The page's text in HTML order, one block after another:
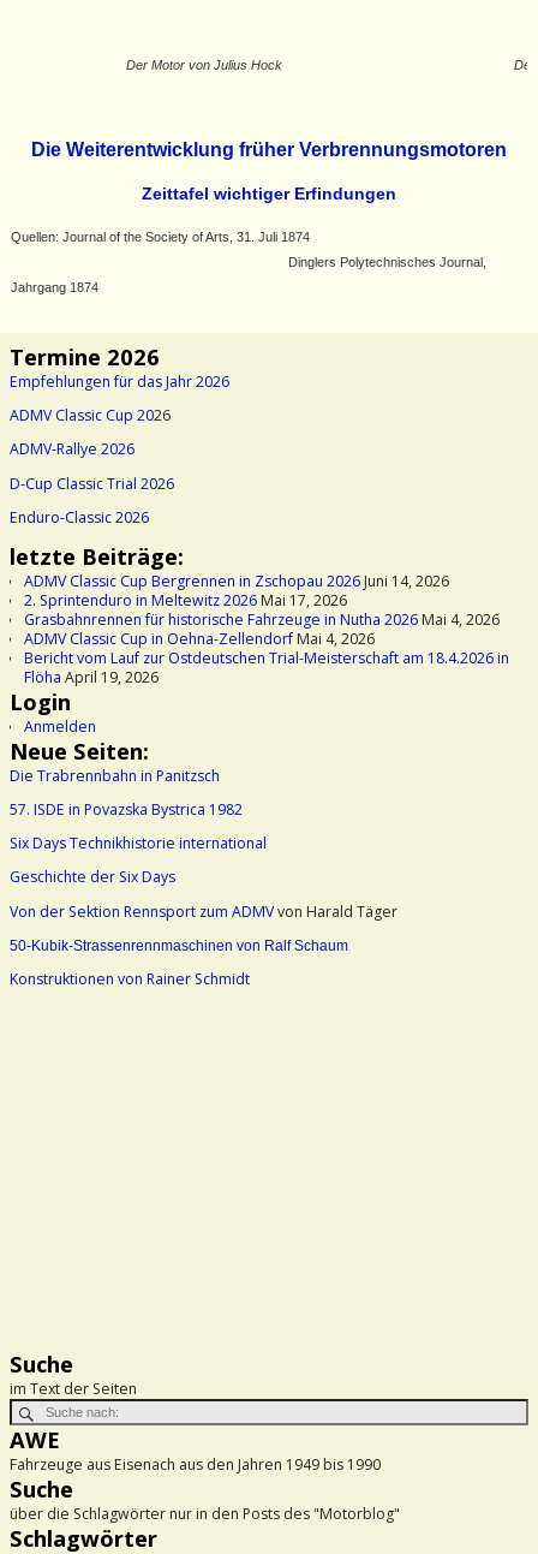
Der Motor von Julius Hock
Die Weiterentwicklung früher Verbrennungsmotoren
Zeittafel wichtiger Erfindungen
Quellen: Journal of the Society of Arts, 31. Juli 1874
Dinglers Polytechnisches Journal,
Jahrgang 1874
Termine 2026
Empfehlungen für das Jahr 2026
ADMV Classic Cup 2026
ADMV-Rallye 2026
D-Cup Classic Trial 2026
Enduro-Classic 2026
letzte Beiträge:
ADMV Classic Cup Bergrennen in Zschopau 2026Juni 14, 2026
2. Sprintenduro in Meltewitz 2026Mai 17, 2026
Grasbahnrennen für historische Fahrzeuge in Nutha 2026Mai 4, 2026
ADMV Classic Cup in Oehna-ZellendorfMai 4, 2026
Bericht vom Lauf zur Ostdeutschen Trial-Meisterschaft am 18.4.2026 in
Flöha April 19, 2026
Login
Anmelden
Neue Seiten:
Die Trabrennbahn in Panitzsch
57. ISDE in Povazska Bystrica 1982
Six Days Technikhistorie international
Geschichte der Six Days
Von der Sektion Rennsport zum ADMVvon Harald Täger
50-Kubik-Strassenrennmaschinen von Ralf Schaum
Konstruktionen von Rainer Schmidt
Suche
im Text der Seiten
AWE
Fahrzeuge aus Eisenach aus den Jahren 1949 bis 1990
Suche
über die Schlagwörter nur in den Posts des "Motorblog"
Schlagwörter